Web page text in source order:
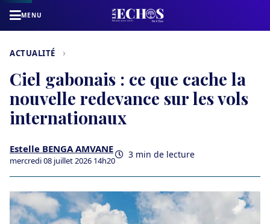
MENU
ACTUALITÉ ›
Ciel gabonais : ce que cache la
nouvelle redevance sur les vols
internationaux
Estelle BENGA AMVANE
mercredi 08 juillet 2026 14h20
3 min de lecture